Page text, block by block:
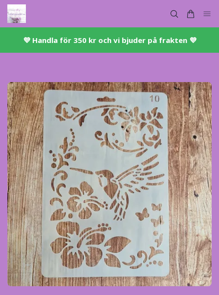
💜 ​Handla för 350 kr och vi bjuder på frakten 💜​